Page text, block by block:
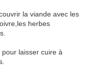
la viande avec les
herbes
laisser cuire à